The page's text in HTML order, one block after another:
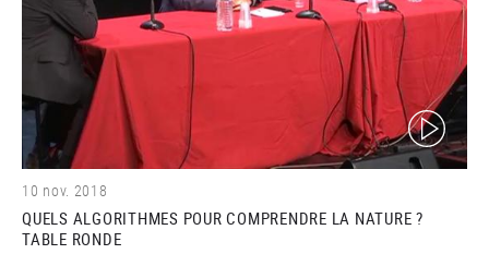
(video)
10 nov. 2018
QUELS ALGORITHMES POUR COMPRENDRE LA NATURE ?
TABLE RONDE